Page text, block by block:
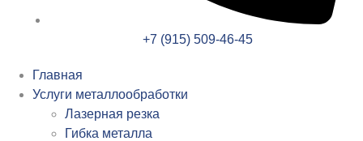
+7 (915) 509-46-45
Главная
Услуги металлообработки
Лазерная резка
Гибка металла